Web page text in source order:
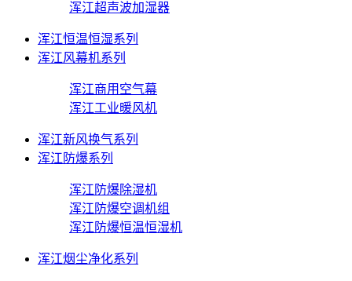
浑江超声波加湿器
浑江恒温恒湿系列
浑江风幕机系列
浑江商用空气幕
浑江工业暖风机
浑江新风换气系列
浑江防爆系列
浑江防爆除湿机
浑江防爆空调机组
浑江防爆恒温恒湿机
浑江烟尘净化系列